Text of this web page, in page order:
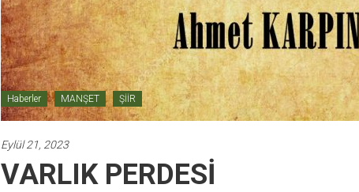
Haberler MANŞET ŞİİR
Eylül 21, 2023
VARLIK PERDESİ